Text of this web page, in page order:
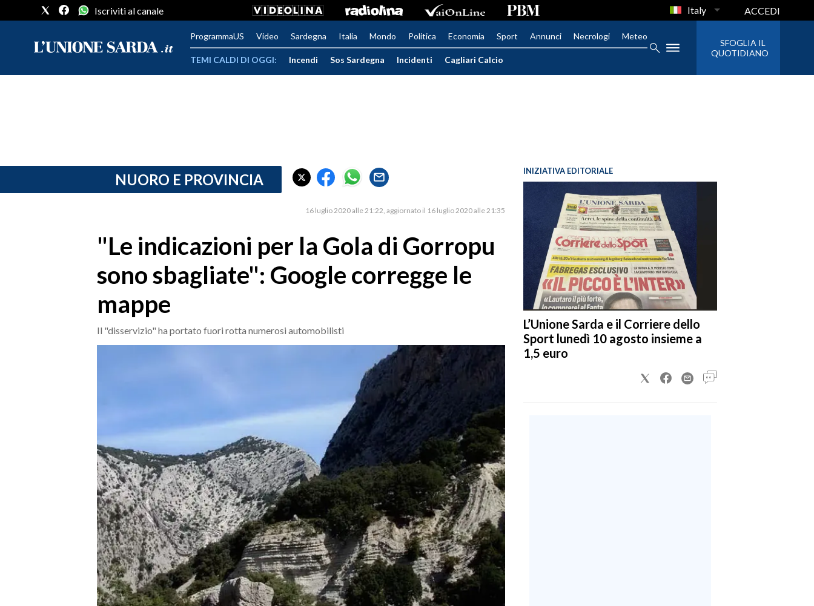
PROVINCIA DI CAGLIARI
SERVIZI ALLE IMPRESE
Iscriviti al canale Italy ACCEDI
ProgrammaUS Video Sardegna Italia Mondo Politica Economia Sport Annunci Necrologi Meteo
TEMI CALDI DI OGGI: Incendi Sos Sardegna Incidenti Cagliari Calcio
SFOGLIA IL
QUOTIDIANO
NUORO E PROVINCIA
16 luglio 2020 alle 21:22 aggiornato il 16 luglio 2020 alle 21:35
"Le indicazioni per la Gola di Gorropu
sono sbagliate": Google corregge le
mappe
Il "disservizio" ha portato fuori rotta numerosi automobilisti
INIZIATIVA EDITORIALE
L’Unione Sarda e il Corriere dello
Sport lunedì 10 agosto insieme a
1,5 euro